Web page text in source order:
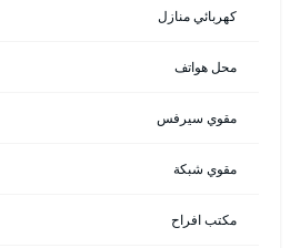
كهربائي منازل
محل هواتف
مقوي سيرفس
مقوي شبكة
مكتب افراح